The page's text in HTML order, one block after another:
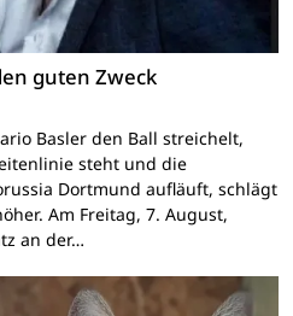
guten Zweck
Basler den Ball streichelt,
steht und die
Dortmund aufläuft, schlägt
Am Freitag, 7. August,
an der…